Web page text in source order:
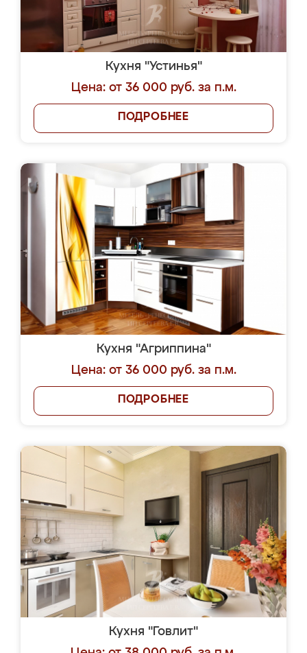
Кухня "Устинья"
Цена: от 36 000 руб. за п.м.
ПОДРОБНЕЕ
Кухня "Агриппина"
Цена: от 36 000 руб. за п.м.
ПОДРОБНЕЕ
Кухня "Говлит"